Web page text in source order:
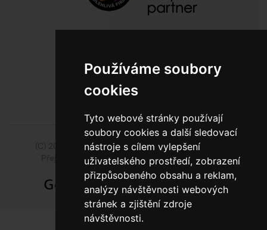
Používáme soubory
cookies
Tyto webové stránky používají
soubory cookies a další sledovací
nástroje s cílem vylepšení
uživatelského prostředí, zobrazení
přizpůsobeného obsahu a reklam,
analýzy návštěvnosti webových
stránek a zjištění zdroje
návštěvnosti.
(C) 2014 - 2026 Model Obaly a.s.,ISSA CZECH s.r.o.
Přejít na slovenskou pobočku Model Pack Shop